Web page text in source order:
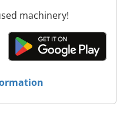
machinery!